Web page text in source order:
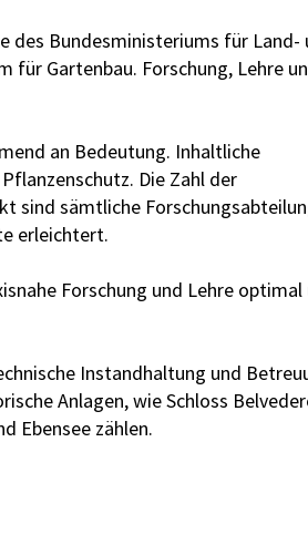
des Bundesministeriums für Land-
Gartenbau. Forschung, Lehre
an Bedeutung. Inhaltliche
Die Zahl der
sind sämtliche
erleichtert.
Forschung und Lehre optimal
Instandhaltung und
Anlagen, wie Schloss
Ebensee zählen.